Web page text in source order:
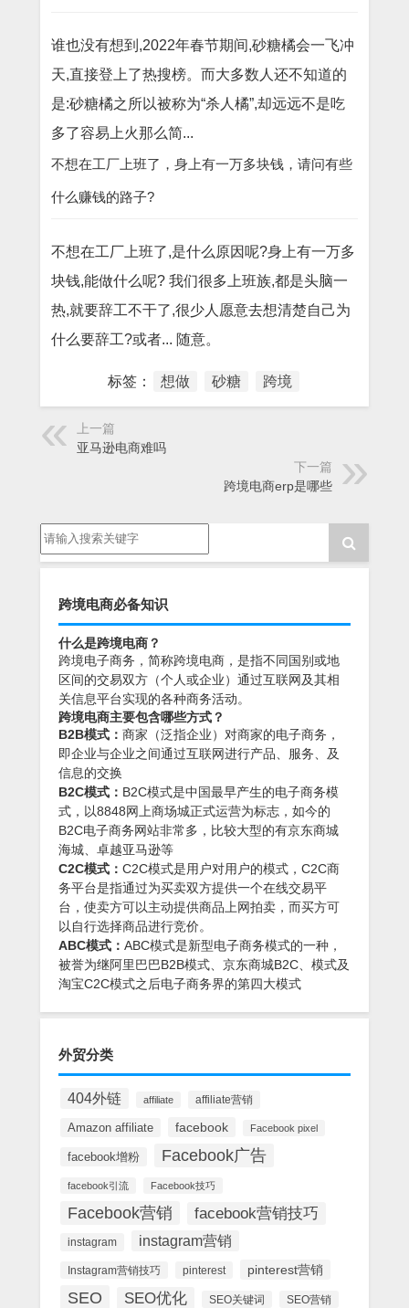
谁也没有想到,2022年春节期间,砂糖橘会一飞冲
天,直接登上了热搜榜。而大多数人还不知道的
是:砂糖橘之所以被称为“杀人橘”,却远远不是吃
多了容易上火那么简...
不想在工厂上班了，身上有一万多块钱，请问有些
什么赚钱的路子?
不想在工厂上班了,是什么原因呢?身上有一万多
块钱,能做什么呢? 我们很多上班族,都是头脑一
热,就要辞工不干了,很少人愿意去想清楚自己为
什么要辞工?或者... 随意。
标签： 想做 砂糖 跨境
上一篇
亚马逊电商难吗
下一篇
跨境电商erp是哪些
跨境电商必备知识
什么是跨境电商？
跨境电子商务，简称跨境电商，是指不同国别或地
区间的交易双方（个人或企业）通过互联网及其相
关信息平台实现的各种商务活动。
跨境电商主要包含哪些方式？
B2B模式： 商家（泛指企业）对商家的电子商务，
即企业与企业之间通过互联网进行产品、服务、及
信息的交换
B2C模式： B2C模式是中国最早产生的电子商务模
式，以8848网上商场城正式运营为标志，如今的
B2C电子商务网站非常多，比较大型的有京东商城
海城、卓越亚马逊等
C2C模式： C2C模式是用户对用户的模式，C2C商
务平台是指通过为买卖双方提供一个在线交易平
台，使卖方可以主动提供商品上网拍卖，而买方可
以自行选择商品进行竞价。
ABC模式： ABC模式是新型电子商务模式的一种，
被誉为继阿里巴巴B2B模式、京东商城B2C、模式及
淘宝C2C模式之后电子商务界的第四大模式
外贸分类
404外链 affiliate affiliate营销
Amazon affiliate facebook Facebook pixel
facebook增粉 Facebook广告
facebook引流 Facebook技巧
Facebook营销 facebook营销技巧
instagram instagram营销
Instagram营销技巧 pinterest pinterest营销
SEO SEO优化 SEO关键词 SEO营销